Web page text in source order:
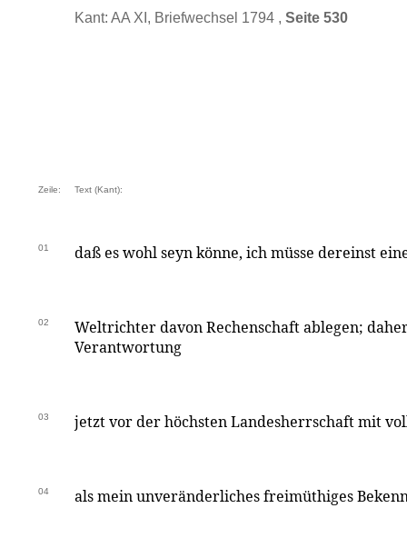
Kant: AA XI, Briefwechsel 1794 , Seite 530
Zeile: Text (Kant):
01 daß es wohl seyn könne, ich müsse dereinst
02
Weltrichter davon Rechenschaft ablegen;
Verantwortung
03 jetzt vor der höchsten Landesherrschaft mit
04 als mein unveränderliches freimüthiges